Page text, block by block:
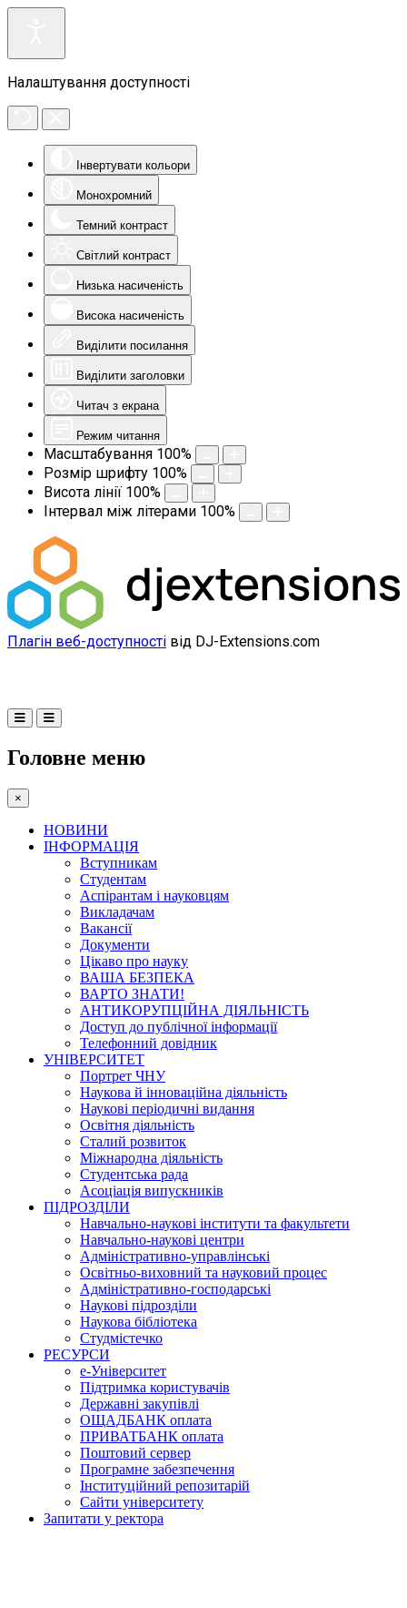
Налаштування доступності
Інвертувати кольори
Монохромний
Темний контраст
Світлий контраст
Низька насиченість
Висока насиченість
Виділити посилання
Виділити заголовки
Читач з екрана
Режим читання
Масштабування 100%
Розмір шрифту 100%
Висота лінії 100%
Інтервал між літерами 100%
Плагін веб-доступності від DJ-Extensions.com
Головне меню
×
НОВИНИ
ІНФОРМАЦІЯ
Вступникам
Студентам
Аспірантам і науковцям
Викладачам
Вакансії
Документи
Цікаво про науку
ВАША БЕЗПЕКА
ВАРТО ЗНАТИ!
АНТИКОРУПЦІЙНА ДІЯЛЬНІСТЬ
Доступ до публічної інформації
Телефонний довідник
УНІВЕРСИТЕТ
Портрет ЧНУ
Наукова й інноваційна діяльність
Наукові періодичні видання
Освітня діяльність
Сталий розвиток
Міжнародна діяльність
Студентська рада
Асоціація випускників
ПІДРОЗДІЛИ
Навчально-наукові інститути та факультети
Навчально-наукові центри
Адміністративно-управлінські
Освітньо-виховний та науковий процес
Адміністративно-господарські
Наукові підрозділи
Наукова бібліотека
Студмістечко
РЕСУРСИ
е-Університет
Підтримка користувачів
Державні закупівлі
ОЩАДБАНК оплата
ПРИВАТБАНК оплата
Поштовий сервер
Програмне забезпечення
Інституційний репозитарій
Сайти університету
Запитати у ректора